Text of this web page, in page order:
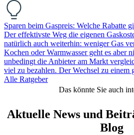
Sparen beim Gaspreis: Welche Rabatte
Der effektivste Weg die eigenen
natürlich auch weiterhin: weniger Gas
Kochen oder Warmwasser geht es aber
unbedingt die Anbieter am Markt
viel zu bezahlen. Der Wechsel zu
Alle Ratgeber
Das könnte Sie auch
Aktuelle News und
Blog